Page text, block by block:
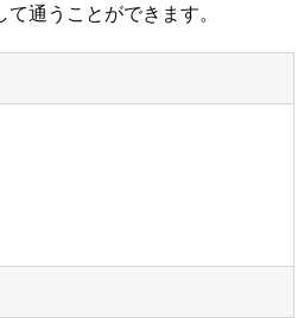
通うことができます。